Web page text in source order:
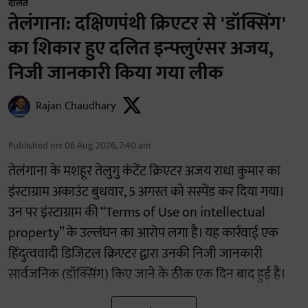
तेलंगाना: दक्षिणपंथी क्रिएटर से 'डॉक्सिंग'
का शिकार हुए दलित इन्फ्लुएंसर अजय,
निजी जानकारी किया गया लीक
Rajan Chaudhary
Published on: 06 Aug 2026, 7:40 am
तेलंगाना के मशहूर तेलुगु कंटेंट क्रिएटर अजय राधा कुमार का
इंस्टाग्राम अकाउंट बुधवार, 5 अगस्त को सस्पेंड कर दिया गया।
उन पर इंस्टाग्राम की “Terms of Use on intellectual
property” के उल्लंघन का आरोप लगा है। यह कार्रवाई एक
हिंदुत्ववादी डिजिटल क्रिएटर द्वारा उनकी निजी जानकारी
सार्वजनिक (डॉक्सिंग) किए जाने के ठीक एक दिन बाद हुई है।